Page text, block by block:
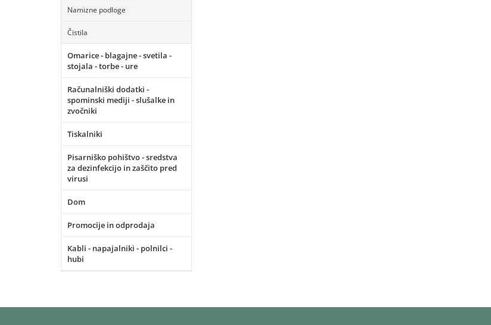
Namizne podloge
Čistila
Omarice - blagajne - svetila -
stojala - torbe - ure
Računalniški dodatki -
spominski mediji - slušalke in
zvočniki
Tiskalniki
Pisarniško pohištvo - sredstva
za dezinfekcijo in zaščito pred
virusi
Dom
Promocije in odprodaja
Kabli - napajalniki - polnilci -
hubi